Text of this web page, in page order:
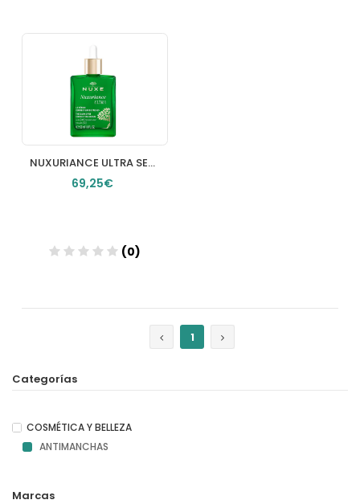
NUXURIANCE ULTRA SERUM CORRECTOR DE MANCHAS 1 ENVASE 30 ML
69,25€
(0)
1
Categorías
COSMÉTICA Y BELLEZA
ANTIMANCHAS
Marcas